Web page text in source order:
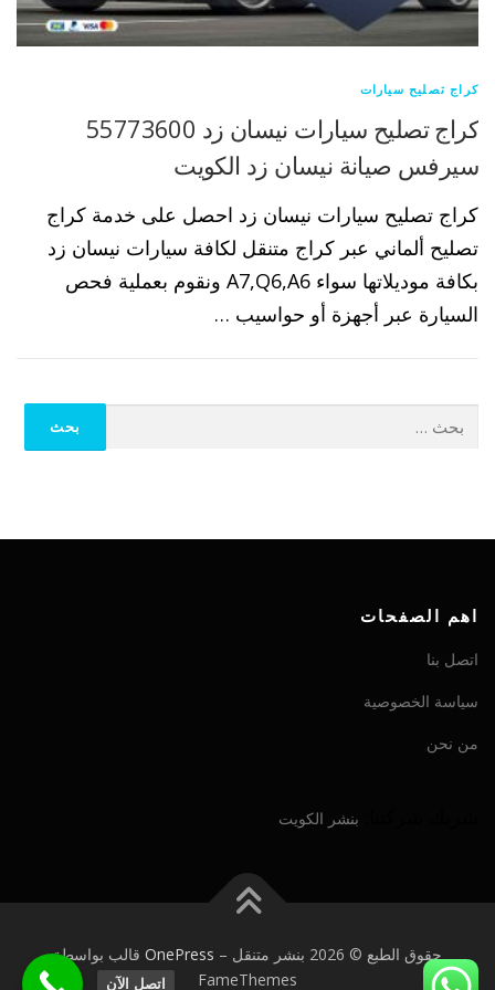
كراج تصليح سيارات
كراج تصليح سيارات نيسان زد 55773600
سيرفس صيانة نيسان زد الكويت
كراج تصليح سيارات نيسان زد احصل على خدمة كراج
تصليح ألماني عبر كراج متنقل لكافة سيارات نيسان زد
بكافة موديلاتها سواء A7,Q6,A6 ونقوم بعملية فحص
السيارة عبر أجهزة أو حواسيب …
اهم الصفحات
اتصل بنا
سياسة الخصوصية
من نحن
بنشر الكويت
حقوق الطبع © 2026 بنشر متنقل –
OnePress قالب بواسطة
FameThemes
اتصل الآن